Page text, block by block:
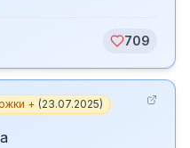
709
+ (23.07.2025)